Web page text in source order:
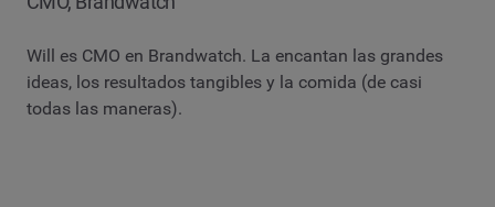
Will es CMO en Brandwatch. La encantan las grandes
ideas, los resultados tangibles y la comida (de casi
todas las maneras).